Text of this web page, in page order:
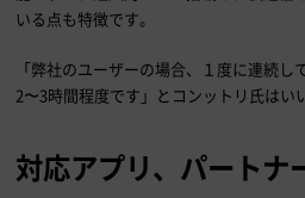
いる点も特徴です。
「弊社のユーザーの場合、１度に連続
2〜3時間程度です」とコンットリ氏はい
対応アプリ、パートナ